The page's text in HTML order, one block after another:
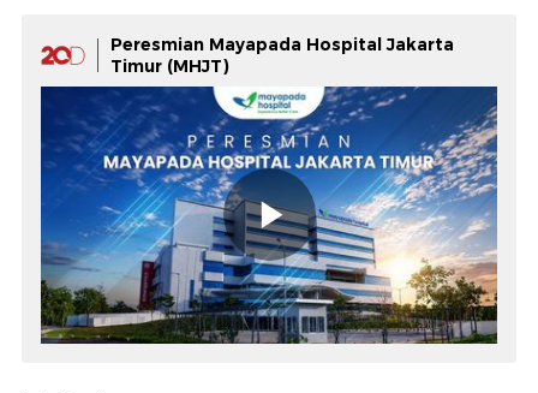
Peresmian Mayapada Hospital Jakarta
Timur (MHJT)